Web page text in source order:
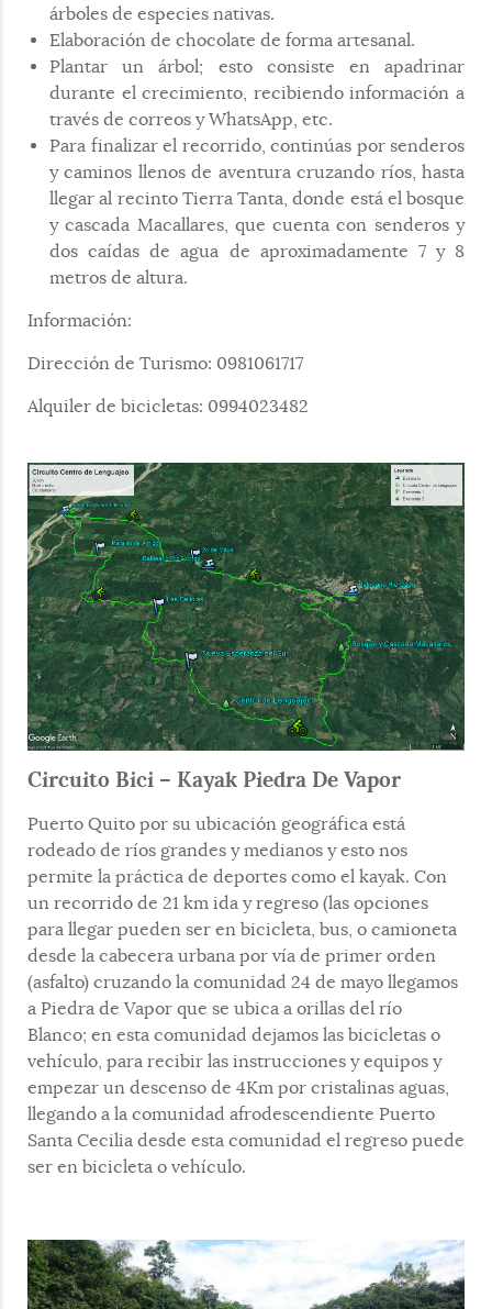
árboles de especies nativas.
Elaboración de chocolate de forma artesanal.
Plantar un árbol; esto consiste en apadrinar
durante el crecimiento, recibiendo información a
través de correos y WhatsApp, etc.
Para finalizar el recorrido, continúas por senderos
y caminos llenos de aventura cruzando ríos, hasta
llegar al recinto Tierra Tanta, donde está el bosque
y cascada Macallares, que cuenta con senderos y
dos caídas de agua de aproximadamente 7 y 8
metros de altura.
Información:
Dirección de Turismo: 0981061717
Alquiler de bicicletas: 0994023482
Circuito Bici – Kayak Piedra De Vapor
Puerto Quito por su ubicación geográfica está
rodeado de ríos grandes y medianos y esto nos
permite la práctica de deportes como el kayak. Con
un recorrido de 21 km ida y regreso (las opciones
para llegar pueden ser en bicicleta, bus, o camioneta
desde la cabecera urbana por vía de primer orden
(asfalto) cruzando la comunidad 24 de mayo llegamos
a Piedra de Vapor que se ubica a orillas del río
Blanco; en esta comunidad dejamos las bicicletas o
vehículo, para recibir las instrucciones y equipos y
empezar un descenso de 4Km por cristalinas aguas,
llegando a la comunidad afrodescendiente Puerto
Santa Cecilia desde esta comunidad el regreso puede
ser en bicicleta o vehículo.